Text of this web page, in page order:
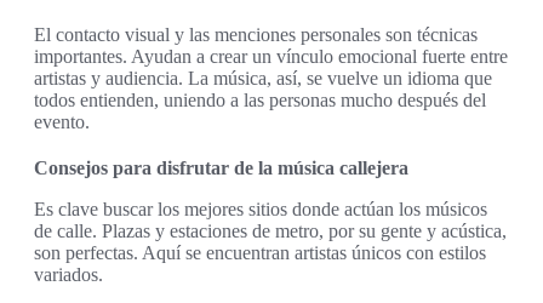
El contacto visual y las menciones personales son técnicas
importantes. Ayudan a crear un vínculo emocional fuerte entre
artistas y audiencia. La música, así, se vuelve un idioma que
todos entienden, uniendo a las personas mucho después del
evento.
Consejos para disfrutar de la música callejera
Es clave buscar los mejores sitios donde actúan los músicos
de calle. Plazas y estaciones de metro, por su gente y acústica,
son perfectas. Aquí se encuentran artistas únicos con estilos
variados.